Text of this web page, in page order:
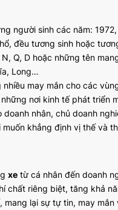
người sinh các năm:
đều tương sinh hoặc
Q, D hoặc những tên
Long…
nhiều may mắn cho các
nơi kinh tế phát triển
nhân, chủ doanh
khẳng định vị thế và
xe từ cá nhân đến doanh
chất riêng biệt, tăng khả
lại sự tự tin, may